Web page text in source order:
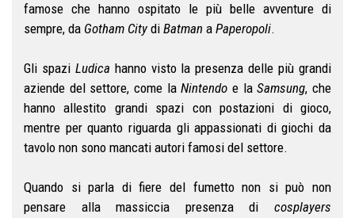
famose che hanno ospitato le più belle avventure di
sempre, da Gotham City di Batman a Paperopoli.
Gli spazi Ludica hanno visto la presenza delle più grandi
aziende del settore, come laNintendo e laSamsung, che
hanno allestito grandi spazi con postazioni di gioco,
mentre per quanto riguarda gli appassionati di giochi da
tavolo non sono mancati autori famosi del settore.
Quando si parla di fiere del fumetto non si può non
pensare alla massiccia presenza di cosplayers